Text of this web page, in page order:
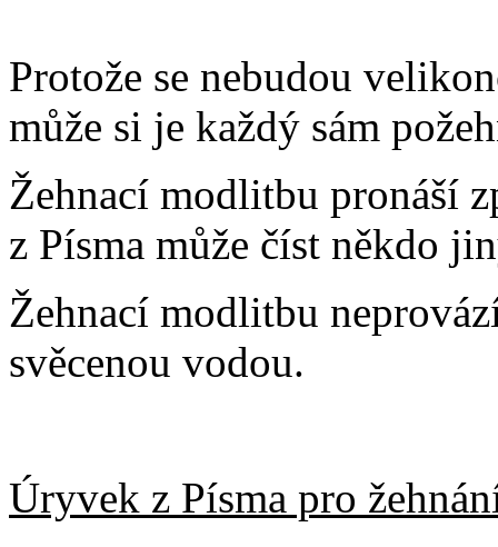
Protože se nebudou
může si je každý sám
Žehnací modlitbu pronáší
z Písma může číst někdo
Žehnací modlitbu
svěcenou vodou.
Úryvek z Písma pro